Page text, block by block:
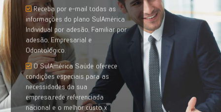
Receba por e-mail todas as
informações do plano SulAmérica
Individual por adesão, Familiar por
adesão, Empresarial e
Odontológico.
O SulAmérica Saúde oferece
condições especiais para as
necessidades da sua
empresa,rede referenciada
nacional e o melhor custo x